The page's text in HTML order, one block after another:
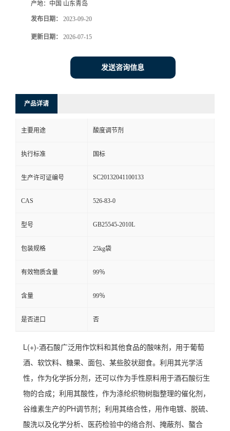
产地： 中国 山东青岛
发布日期： 2023-09-20
更新日期： 2026-07-15
发送咨询信息
产品详请
主要用途 酸度调节剂
执行标准 国标
生产许可证编号 SC20132041100133
CAS 526-83-0
型号 GB25545-2010L
包装规格 25kg袋
有效物质含量 99％
含量 99％
是否进口 否
L(+)-酒石酸广泛用作饮料和其他食品的酸味剂，用于葡萄
酒、软饮料、糖果、面包、某些胶状甜食。利用其光学活
性，作为化学拆分剂，还可以作为手性原料用于酒石酸衍生
物的合成；利用其酸性，作为涤纶织物树脂整理的催化剂，
谷维素生产的PH调节剂；利用其络合性，用作电镀、脱硫、
酸洗以及化学分析、医药检验中的络合剂、掩蔽剂、螯合